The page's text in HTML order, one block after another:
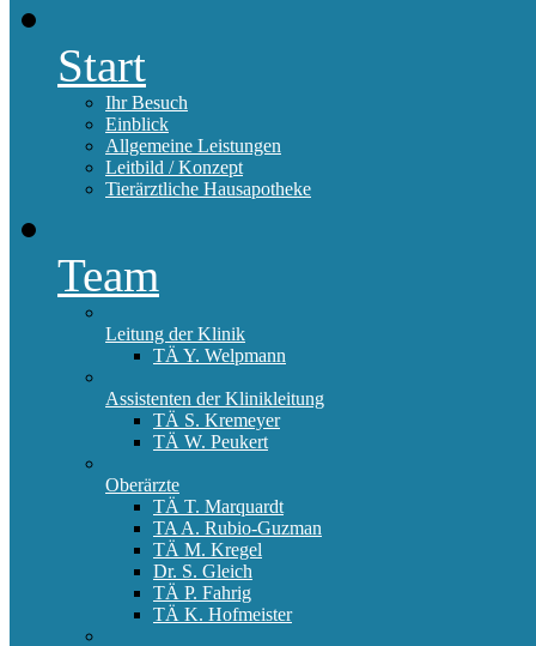
Start
Ihr Besuch
Einblick
Allgemeine Leistungen
Leitbild / Konzept
Tierärztliche Hausapotheke
Team
Leitung der Klinik
TÄ Y. Welpmann
Assistenten der Klinikleitung
TÄ S. Kremeyer
TÄ W. Peukert
Oberärzte
TÄ T. Marquardt
TA A. Rubio-Guzman
TÄ M. Kregel
Dr. S. Gleich
TÄ P. Fahrig
TÄ K. Hofmeister